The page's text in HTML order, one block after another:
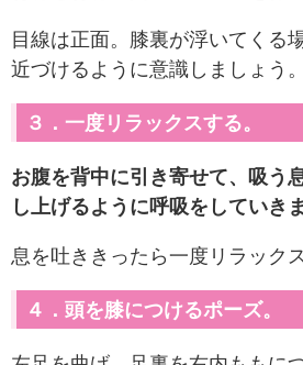
目線は正面。膝裏が浮いてくる
近づけるように意識しましょう。
３．一度リラックスする。
お腹を背中に引き寄せて、吸う
し上げるように呼吸をしていきま
息を吐ききったら一度リラック
４．頭を膝につけるポーズ。